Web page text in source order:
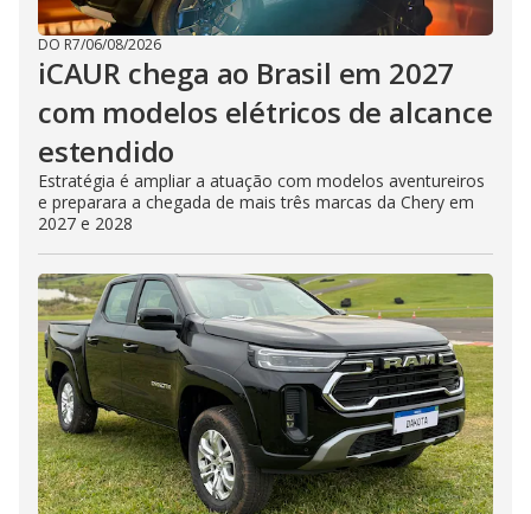
DO R7/06/08/2026
iCAUR chega ao Brasil em 2027
com modelos elétricos de alcance
estendido
Estratégia é ampliar a atuação com modelos aventureiros
e preparara a chegada de mais três marcas da Chery em
2027 e 2028